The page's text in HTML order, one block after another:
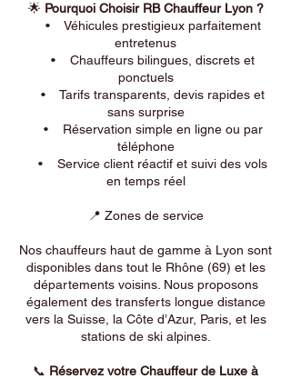
🌟 Pourquoi Choisir RB Chauffeur Lyon ?
• Véhicules prestigieux parfaitement
entretenus
• Chauffeurs bilingues, discrets et
ponctuels
• Tarifs transparents, devis rapides et
sans surprise
• Réservation simple en ligne ou par
téléphone
• Service client réactif et suivi des vols
en temps réel
📍 Zones de service
Nos chauffeurs haut de gamme à Lyon sont
disponibles dans tout le Rhône (69) et les
départements voisins. Nous proposons
également des transferts longue distance
vers la Suisse, la Côte d’Azur, Paris, et les
stations de ski alpines.
📞 Réservez votre Chauffeur de Luxe à